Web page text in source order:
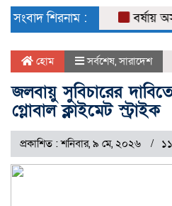
সংবাদ শিরনাম :
বর্ষায়
হোম সর্বশেষ,সারাদেশ
জলবায়ু সুবিচারের
গ্লোবাল ক্লাইমেট স্ট্রাইক
প্রকাশিত : শনিবার, ৯ মে, ২০২৬